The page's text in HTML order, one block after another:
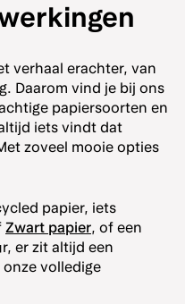
verhaal erachter, van
Daarom vind je bij ons
papiersoorten en
iets vindt dat
zoveel mooie opties
papier, iets
Zwart papier, of een
er zit altijd een
volledige